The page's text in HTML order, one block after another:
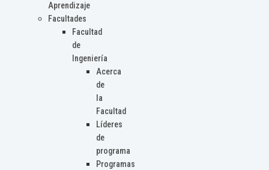
Aprendizaje
Facultades
Facultad
de
Ingeniería
Acerca
de
la
Facultad
Líderes
de
programa
Programas